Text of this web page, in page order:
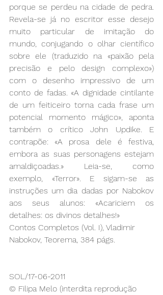
porque se perdeu na cidade de pedra.
Revela-se já no escritor esse desejo
muito particular de imitação do
mundo, conjugando o olhar científico
sobre ele (traduzido na «paixão pela
precisão e pelo design complexo»)
com o desenho impressivo de um
conto de fadas. «A dignidade cintilante
de um feiticeiro torna cada frase um
potencial momento mágico», aponta
também o crítico John Updike. E
contrapõe: «A prosa dele é festiva,
embora as suas personagens estejam
amaldiçoadas.» Leia-se, como
exemplo, «Terror». E sigam-se as
instruções um dia dadas por Nabokov
aos seus alunos: «Acariciem os
detalhes: os divinos detalhes!»
Contos Completos (Vol. I), Vladimir
Nabokov, Teorema, 384 págs.
SOL/17-06-2011
© Filipa Melo (interdita reprodução